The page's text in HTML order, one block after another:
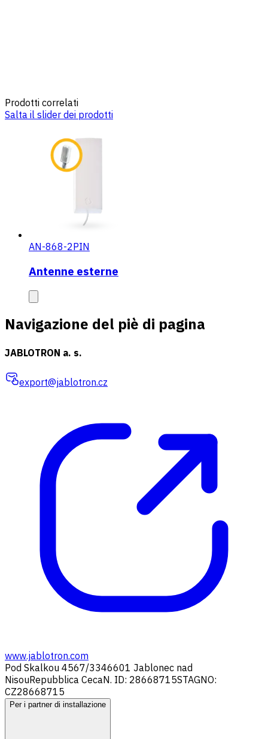
Prodotti correlati
Salta il slider dei prodotti
AN-868-2PIN
Antenne esterne
Navigazione del piè di pagina
JABLOTRON a. s.
export@jablotron.cz
www.jablotron.com
Pod Skalkou 4567/3346601 Jablonec nad
NisouRepubblica CecaN. ID: 28668715STAGNO:
CZ28668715
Per i partner di installazione